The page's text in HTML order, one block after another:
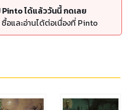
Pinto ได้แล้ววันนี้ กดเลย
อและอ่านได้ต่อเนื่องที่ Pinto